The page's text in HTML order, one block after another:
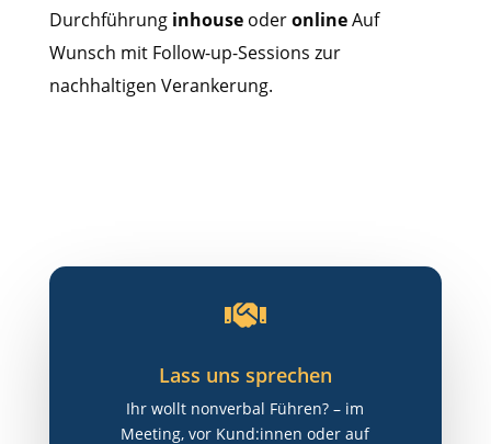
Durchführung inhouseoderonlineAuf
Wunsch mit Follow-up-Sessions zur
nachhaltigen Verankerung.

Lass uns sprechen
Ihr wollt nonverbal Führen? – im
Meeting, vor Kund:innen oder auf